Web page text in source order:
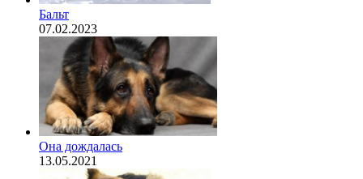
Бальт
07.02.2023
Она дождалась
13.05.2021